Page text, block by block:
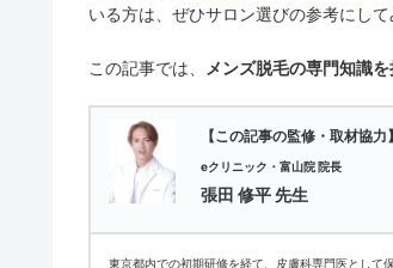
いる方は、ぜひサロン選びの参考にして
この記事では、 メンズ脱毛の専門知識
【この記事の監修・取材協力】
eクリニック・富山院 院長
張田 修平 先生
東京都内での初期研修を経て、皮膚科専門医として